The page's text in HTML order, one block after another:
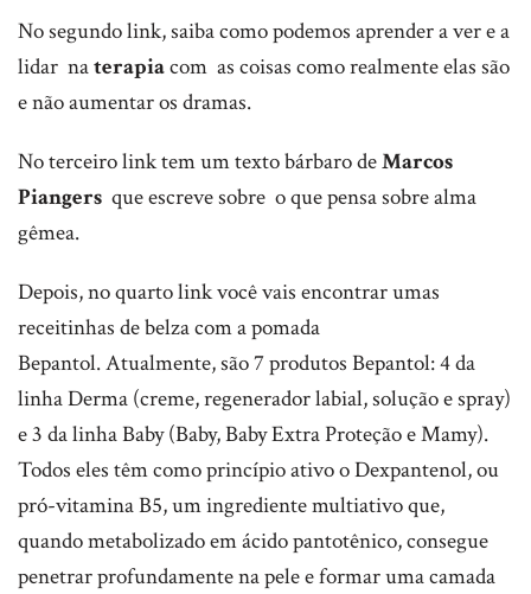
No segundo link, saiba como podemos aprender a ver e a
lidar naterapiacom as coisas como realmente elas são
e não aumentar os dramas.
No terceiro link tem um texto bárbaro deMarcos
Piangers que escreve sobre o que pensa sobre alma
gêmea.
Depois, no quarto link você vais encontrar umas
receitinhas de belza com a pomada
Bepantol. Atualmente, são 7 produtos Bepantol: 4 da
linha Derma (creme, regenerador labial, solução e spray)
e 3 da linha Baby (Baby, Baby Extra Proteção e Mamy).
Todos eles têm como princípio ativo o Dexpantenol, ou
pró-vitamina B5, um ingrediente multiativo que,
quando metabolizado em ácido pantotênico, consegue
penetrar profundamente na pele e formar uma camada